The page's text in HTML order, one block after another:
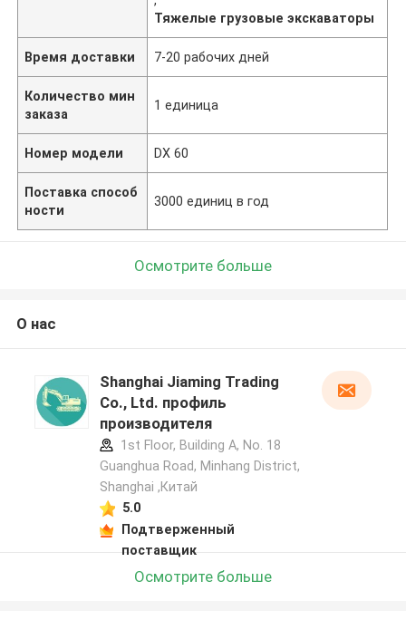
Тяжелые грузовые экскаваторы
Время доставки 7-20 рабочих дней
Количество мин
заказа
1 единица
Номер модели DX 60
Поставка способ
ности
3000 единиц в год
Осмотрите больше
О нас
Shanghai Jiaming Trading
Co., Ltd. профиль
производителя
1st Floor, Building A, No. 18
Guanghua Road, Minhang District,
Shanghai ,Китай
5.0
Подтверженный
поставщик
Осмотрите больше